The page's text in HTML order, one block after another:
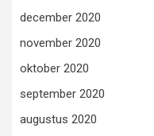
december 2020
november 2020
oktober 2020
september 2020
augustus 2020